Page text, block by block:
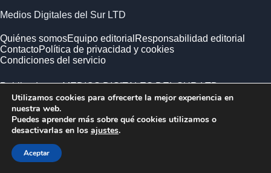
Medios Digitales del Sur LTD
Quiénes somosEquipo editorial Responsabilidad editorial
ContactoPolítica de privacidad y cookies
Condiciones del servicio
Publicado por MEDIOS DIGITALES DEL SUR LTD ·
Empresa registrada en Inglaterra y Gales.
Utilizamos cookies para ofrecerte la mejor experiencia en
nuestra web.
Puedes aprender más sobre qué cookies utilizamos o
desactivarlas en los ajustes.
Aceptar